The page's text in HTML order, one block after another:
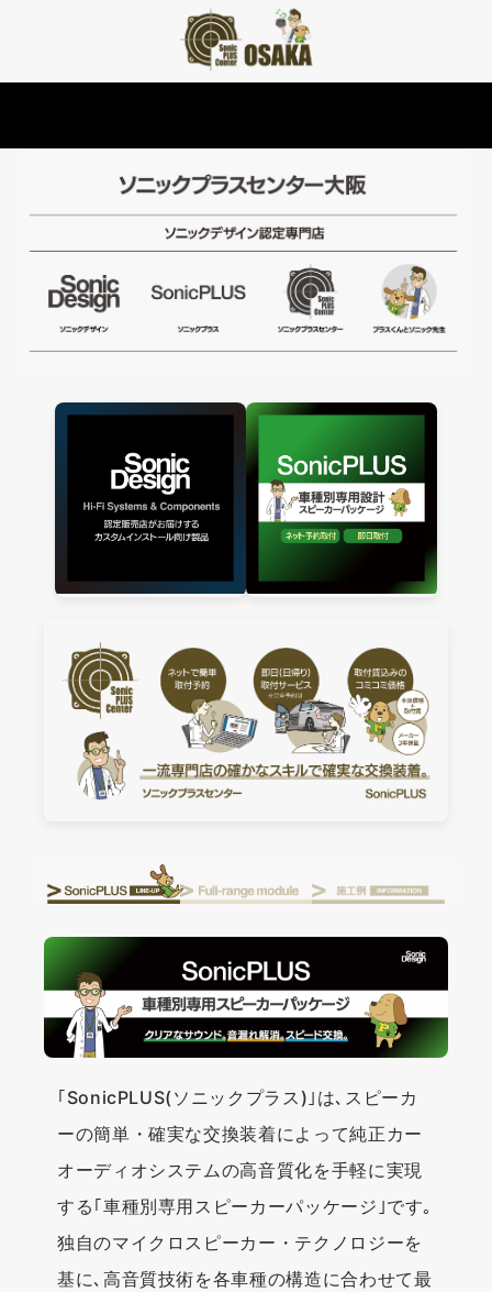
｢SonicPLUS(ソニックプラス)｣は､スピーカ
ーの簡単・確実な交換装着によって純正カー
オーディオシステムの高音質化を手軽に実現
する｢車種別専用スピーカーパッケージ｣です｡
独自のマイクロスピーカー・テクノロジーを
基に､高音質技術を各車種の構造に合わせて最